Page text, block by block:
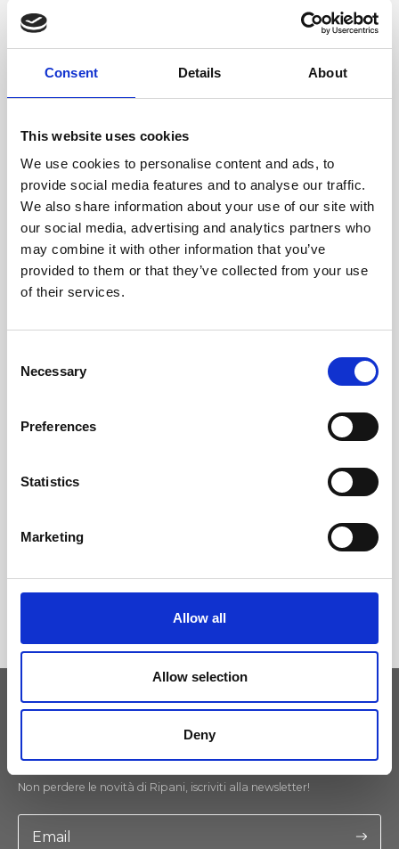
Consent Details About
This website uses cookies
We use cookies to personalise content and ads, to
provide social media features and to analyse our traffic.
We also share information about your use of our site with
our social media, advertising and analytics partners who
may combine it with other information that you’ve
provided to them or that they’ve collected from your use
of their services.
Selection
Necessary
Preferences
Statistics
Marketing
Allow all
Allow selection
Deny
Borsellino interno in pelle
Vitello Stampa Cervo
Dimensione
24x23x12 cm (l x r x p)
Tieniti aggiornato
Non perdere le novità di Ripani, iscriviti alla newsletter!